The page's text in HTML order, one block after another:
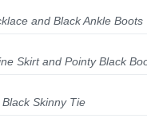
and Black Ankle Boots
Skirt and Pointy Black
Skinny Tie